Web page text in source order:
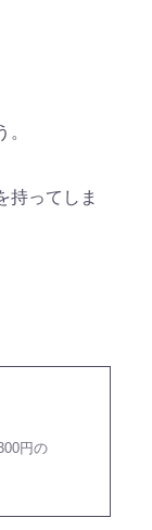
持ってしま
円の